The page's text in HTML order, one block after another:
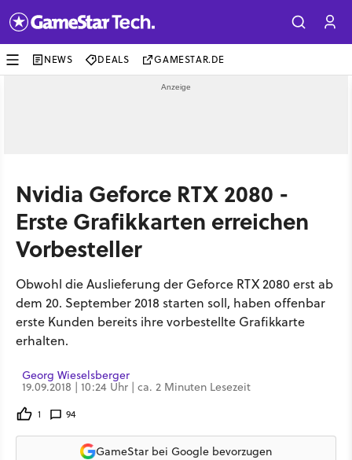
NEWS DEALS GAMESTAR.DE
Nvidia Geforce RTX 2080 -
Erste Grafikkarten erreichen
Vorbesteller
Obwohl die Auslieferung der Geforce RTX 2080 erst ab
dem 20. September 2018 starten soll, haben offenbar
erste Kunden bereits ihre vorbestellte Grafikkarte
erhalten.
Georg Wieselsberger
19.09.2018 | 10:24 Uhr | ca. 2 Minuten Lesezeit
1 94
GameStar bei Google bevorzugen